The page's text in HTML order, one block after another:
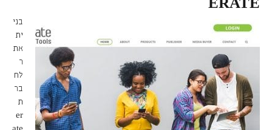
ERATE
בני
ית
את
ר
לח
בר
ת
er